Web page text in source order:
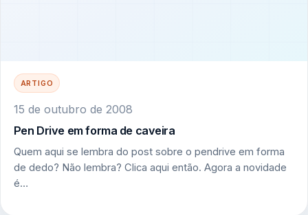
ARTIGO
15 de outubro de 2008
Pen Drive em forma de caveira
Quem aqui se lembra do post sobre o pendrive em forma
de dedo? Não lembra? Clica aqui então. Agora a novidade
é…